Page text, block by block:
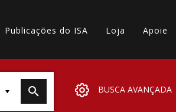
Publicações do ISA Loja Apoie
BUSCA AVANÇADA